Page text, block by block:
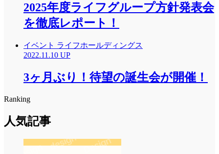
2025年度ライフグループ方針発表会
を徹底レポート！
イベント ライフホールディングス
2022.11.10 UP
3ヶ月ぶり！待望の誕生会が開催！
Ranking
人気記事